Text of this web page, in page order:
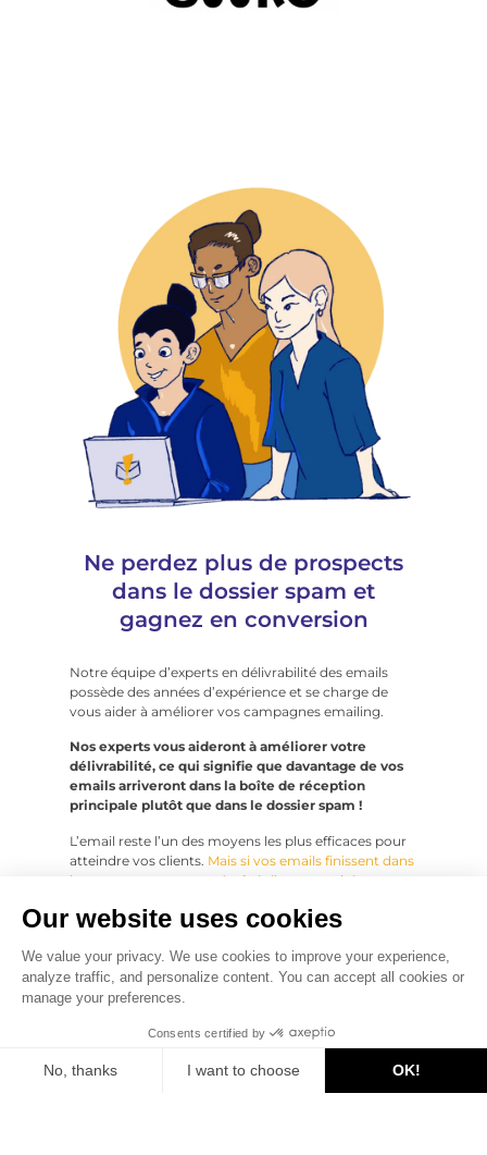
Our website uses cookies
We value your privacy. We use cookies to improve your experience,
analyze traffic, and personalize content. You can accept all cookies or
manage your preferences.
Consents certified by
No, thanks I want to choose OK!
Ne perdez plus de prospects
dans le dossier spam et
gagnez en conversion
Notre équipe d’experts en délivrabilité des emails
possède des années d’expérience et se charge de
vous aider à améliorer vos campagnes emailing.
Nos experts vous aideront à améliorer votre
délivrabilité, ce qui signifie que davantage de vos
emails arriveront dans la boîte de réception
principale plutôt que dans le dossier spam !
L’email reste l’un des moyens les plus efficaces pour
atteindre vos clients. Mais si vos emails finissent dans
les spams, vous passez à côté d’opportunités
aider à améliorer la délivrabilité de vos emails afin
plus de clients.